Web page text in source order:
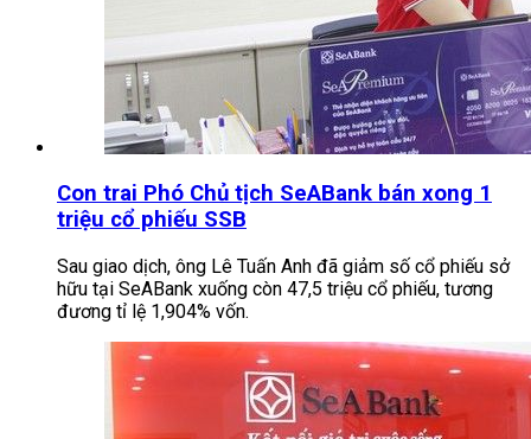
Con trai Phó Chủ tịch SeABank bán xong 1
triệu cổ phiếu SSB
Sau giao dịch, ông Lê Tuấn Anh đã giảm số cổ phiếu sở
hữu tại SeABank xuống còn 47,5 triệu cổ phiếu, tương
đương tỉ lệ 1,904% vốn.